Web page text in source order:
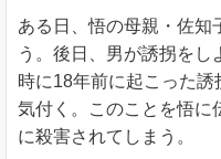
ある日、悟の母親・佐知
う。後日、男が誘拐をし
時に18年前に起こった
気付く。このことを悟に
に殺害されてしまう。